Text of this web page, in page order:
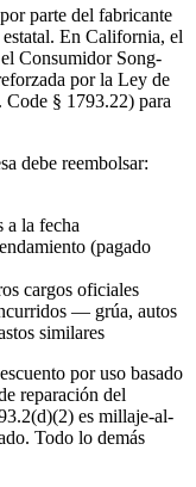
parte del fabricante
En California, el
Consumidor Song-
por la Ley de
§ 1793.22) para
debe reembolsar:
a la fecha
(pagado
cargos oficiales
— grúa, autos
similares
por uso basado
reparación del
es millaje-al-
Todo lo demás